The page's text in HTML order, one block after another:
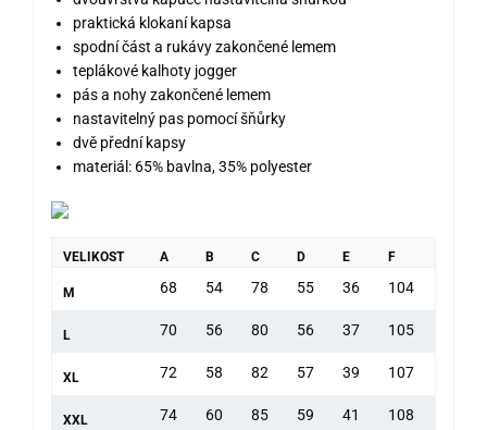
praktická klokaní kapsa
spodní část a rukávy zakončené lemem
teplákové kalhoty jogger
pás a nohy zakončené lemem
nastavitelný pas pomocí šňůrky
dvě přední kapsy
materiál: 65% bavlna, 35% polyester
VELIKOST A B C D E F
M 68 54 78 55 36 104
L 70 56 80 56 37 105
XL 72 58 82 57 39 107
XXL 74 60 85 59 41 108